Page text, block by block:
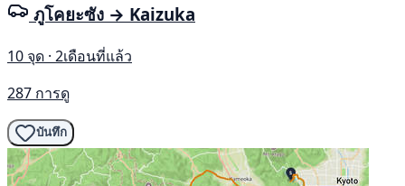
ภูโคยะซัง → Kaizuka
10 จุด · 2เดือนที่แล้ว
287 การดู
บันทึก